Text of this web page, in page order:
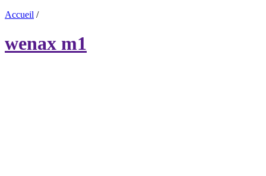
Accueil /
wenax m1